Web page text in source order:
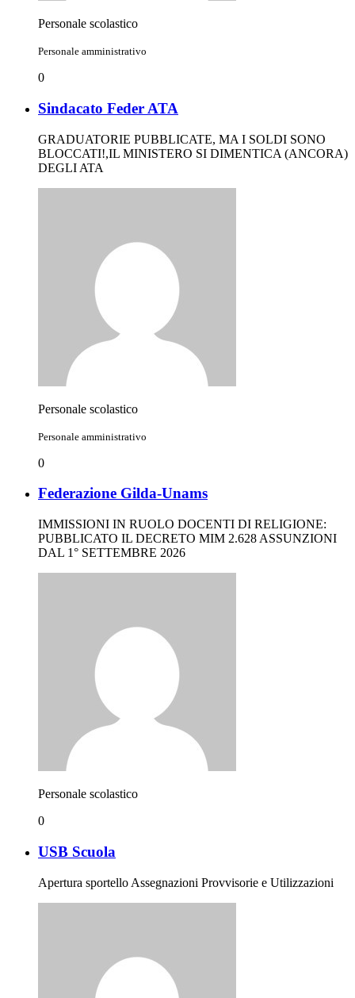
Personale scolastico
Personale amministrativo
0
Sindacato Feder ATA
GRADUATORIE PUBBLICATE, MA I SOLDI SONO
BLOCCATI!,IL MINISTERO SI DIMENTICA (ANCORA)
DEGLI ATA
Personale scolastico
Personale amministrativo
0
Federazione Gilda-Unams
IMMISSIONI IN RUOLO DOCENTI DI RELIGIONE:
PUBBLICATO IL DECRETO MIM 2.628 ASSUNZIONI
DAL 1° SETTEMBRE 2026
Personale scolastico
0
USB Scuola
Apertura sportello Assegnazioni Provvisorie e Utilizzazioni